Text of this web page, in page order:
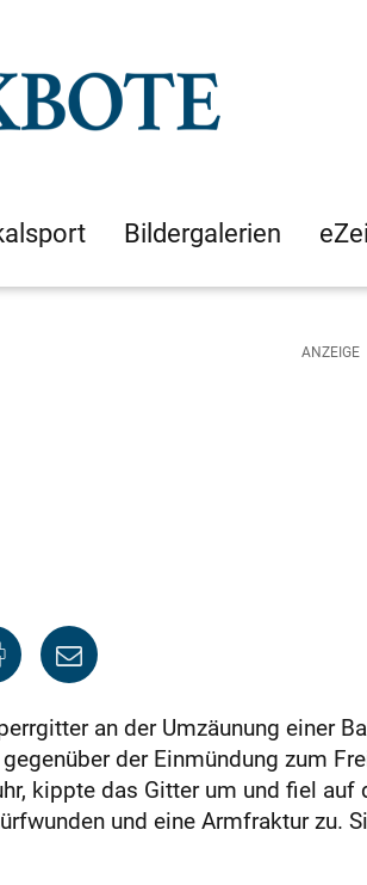
Bildergalerien
an der Umzäunung einer
der Einmündung zum
kippte das Gitter um und fiel auf
und eine Armfraktur zu.